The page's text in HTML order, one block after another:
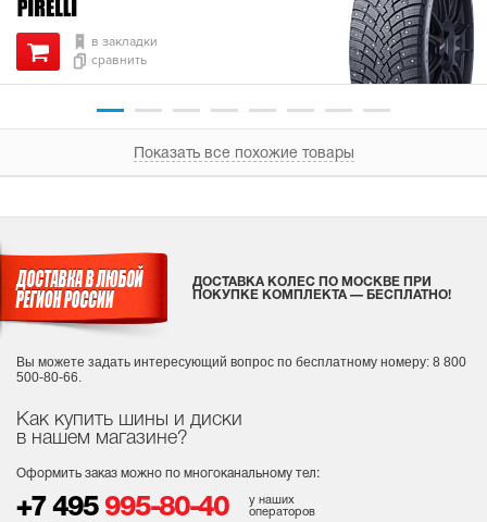
в закладки
сравнить
Показать все похожие товары
Как купить шины и диски
в нашем магазине?
Оформить заказ можно по многоканальному тел:
+7 495 995-80-40
у наших
операторов
ДОСТАВКА КОЛЕС ПО МОСКВЕ ПРИ
ПОКУПКЕ КОМПЛЕКТА — БЕСПЛАТНО!
Вы можете задать интересующий вопрос по бесплатному номеру: 8 800
500-80-66.